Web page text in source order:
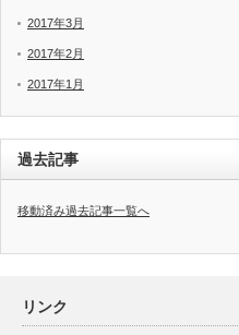
2017年3月
2017年2月
2017年1月
過去記事
移動済み過去記事一覧へ
リンク